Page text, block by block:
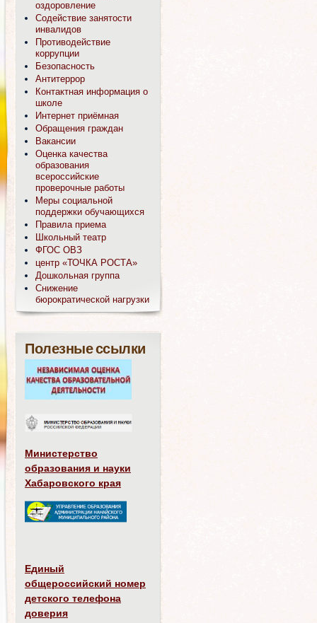
оздоровление
Содействие занятости
инвалидов
Противодействие
коррупции
Безопасность
Антитеррор
Контактная информация о
школе
Интернет приёмная
Обращения граждан
Вакансии
Оценка качества
образования
всероссийские
проверочные работы
Меры социальной
поддержки обучающихся
Правила приема
Школьный театр
ФГОС ОВЗ
центр «ТОЧКА РОСТА»
Дошкольная группа
Снижение
бюрократической нагрузки
Полезные ссылки
Министерство
образования и науки
Хабаровского края
Единый
общероссийский номер
детского телефона
доверия